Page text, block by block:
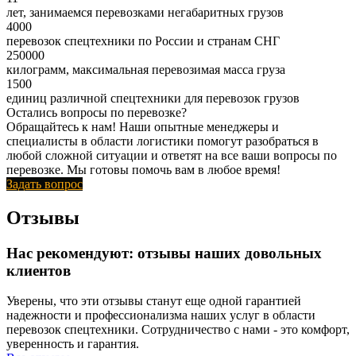
лет, занимаемся перевозками негабаритных грузов
4000
перевозок спецтехники по России и странам СНГ
250000
килограмм, максимальная перевозимая масса груза
1500
единиц различной спецтехники для перевозок грузов
Остались вопросы по перевозке?
Обращайтесь к нам! Наши опытные менеджеры и
специалисты в области логистики помогут разобраться в
любой сложной ситуации и ответят на все ваши вопросы по
перевозке. Мы готовы помочь вам в любое время!
Задать вопрос
Отзывы
Нас рекомендуют: отзывы наших довольных
клиентов
Уверены, что эти отзывы станут еще одной гарантией
надежности и профессионализма наших услуг в области
перевозок спецтехники. Сотрудничество с нами - это комфорт,
уверенность и гарантия.